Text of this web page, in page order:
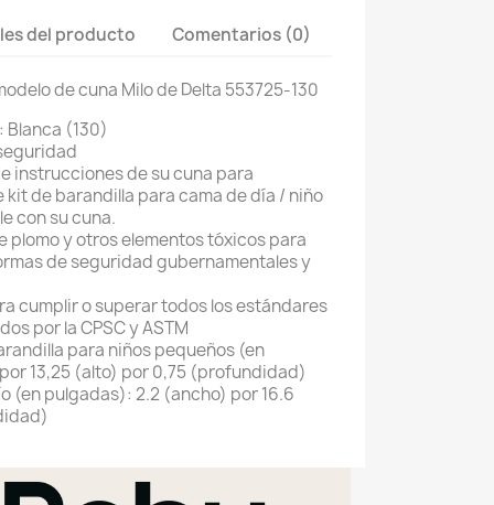
del producto Comentarios (0)
de cuna Milo de Delta 553725-130
(130)
instrucciones de su cuna para
de barandilla para cama de día / niño
con su cuna.
plomo y otros elementos tóxicos para
de seguridad gubernamentales y
cumplir o superar todos los estándares
por la CPSC y ASTM
para niños pequeños (en
13,25 (alto) por 0,75 (profundidad)
(en pulgadas): 2.2 (ancho) por 16.6